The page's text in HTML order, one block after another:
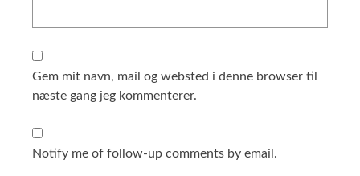
Gem mit navn, mail og websted i denne browser til
næste gang jeg kommenterer.
Notify me of follow-up comments by email.